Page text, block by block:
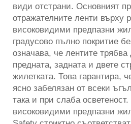
види отстрани. Основният
отражателните ленти върху
високовидими предпазни
градусово пълно покритие
означава, че лентите трябва
предната, задната и двете
жилетката. Това гарантира,
ясно забелязан от всеки
така и при слаба
високовидими предпазни